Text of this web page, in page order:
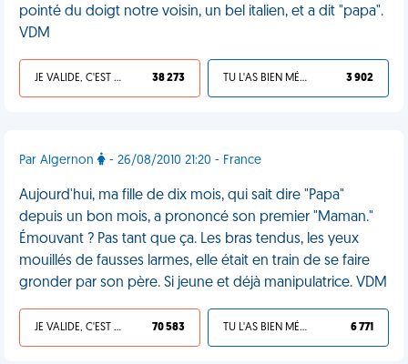
pointé du doigt notre voisin, un bel italien, et a dit "papa".
VDM
JE VALIDE, C'EST UNE VDM 38 273 TU L'AS BIEN MÉRITÉ 3 902
Par Algernon - 26/08/2010 21:20 - France
Aujourd'hui, ma fille de dix mois, qui sait dire "Papa"
depuis un bon mois, a prononcé son premier "Maman."
Émouvant ? Pas tant que ça. Les bras tendus, les yeux
mouillés de fausses larmes, elle était en train de se faire
gronder par son père. Si jeune et déjà manipulatrice. VDM
JE VALIDE, C'EST UNE VDM 70 583 TU L'AS BIEN MÉRITÉ 6 771